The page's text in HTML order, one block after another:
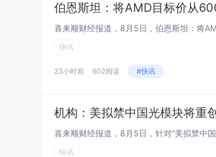
伯恩斯坦：将AMD目标价从
喜来顺财经报道，8月5日，伯恩斯坦：将
快讯
23小时前 602阅读 #快讯
机构：美拟禁中国光模块将重
喜来顺财经报道，8月5日，针对“美拟禁中
快讯